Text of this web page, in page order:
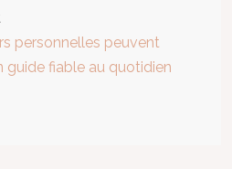
personnelles peuvent
guide fiable au quotidien